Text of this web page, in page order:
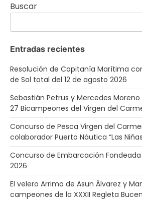
Buscar
Entradas recientes
Resolución de Capitanía Marítima
de Sol total del 12 de agosto 2026
Sebastián Petrus y Mercedes
27 Bicampeones del Virgen del
Concurso de Pesca Virgen del
colaborador Puerto Náutica “Las
Concurso de Embarcación
2026
El velero Arrimo de Asun Álvarez y
campeones de la XXXII Regleta